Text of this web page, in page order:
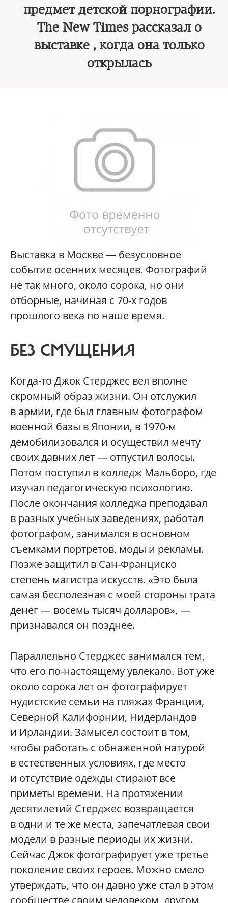
предмет детской порнографии.
The New Times рассказал о
выставке , когда она только
открылась
Выставка в Москве — безусловное
событие осенних месяцев. Фотографий
не так много, около сорока, но они
отборные, начиная с 70-х годов
прошлого века по наше время.
БЕЗ СМУЩЕНИЯ
Когда-то Джок Стерджес вел вполне
скромный образ жизни. Он отслужил
в армии, где был главным фотографом
военной базы в Японии, в 1970-м
демобилизовался и осуществил мечту
своих давних лет — отпустил волосы.
Потом поступил в колледж Мальборо, где
изучал педагогическую психологию.
После окончания колледжа преподавал
в разных учебных заведениях, работал
фотографом, занимался в основном
съемками портретов, моды и рекламы.
Позже защитил в Сан-Франциско
степень магистра искусств. «Это была
самая бесполезная с моей стороны трата
денег — восемь тысяч долларов», —
признавался он позднее.
Параллельно Стерджес занимался тем,
что его по-настоящему увлекало. Вот уже
около сорока лет он фотографирует
нудистские семьи на пляжах Франции,
Северной Калифорнии, Нидерландов
и Ирландии. Замысел состоит в том,
чтобы работать с обнаженной натурой
в естественных условиях, где место
и отсутствие одежды стирают все
приметы времени. На протяжении
десятилетий Стерджес возвращается
в одни и те же места, запечатлевая свои
модели в разные периоды их жизни.
Сейчас Джок фотографирует уже третье
поколение своих героев. Можно смело
утверждать, что он давно уже стал в этом